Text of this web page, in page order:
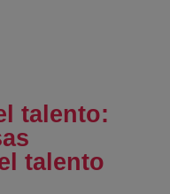
talento:
talento